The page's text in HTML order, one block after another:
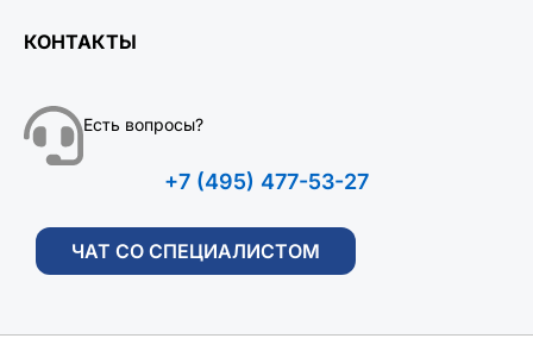
КОНТАКТЫ
Есть вопросы?
+7 (495) 477-53-27
ЧАТ СО СПЕЦИАЛИСТОМ